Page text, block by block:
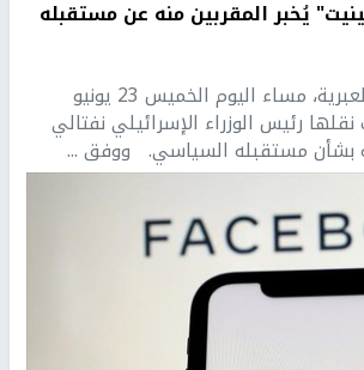
يُخبر المقربين منه عن مستقبله
كشفت قناة كان العبرية، مساء اليوم الخميس 23 يونيو
نقلها رئيس الوزراء الإسرائيلي نفتالي
بشأن مستقبله السياسي. ووفق ...